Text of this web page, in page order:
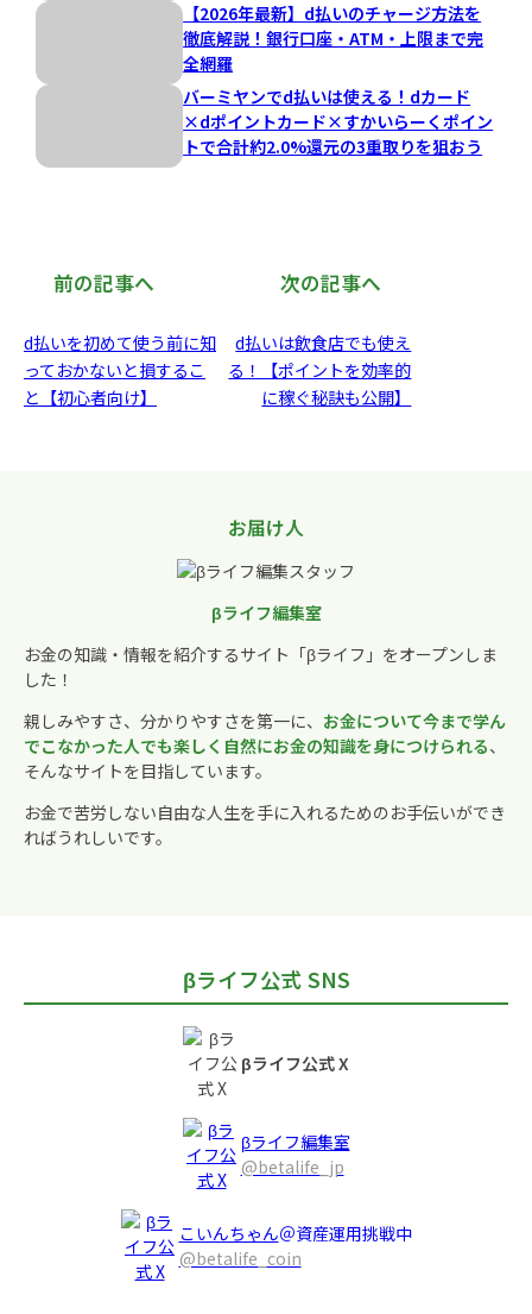
【2026年最新】d払いのチャージ方法を
徹底解説！銀行口座・ATM・上限まで完
全網羅
バーミヤンでd払いは使える！dカード
×dポイントカード×すかいらーくポイン
トで合計約2.0%還元の3重取りを狙おう
前の記事へ
d払いを初めて使う前に知
っておかないと損するこ
と【初心者向け】
次の記事へ
d払いは飲食店でも使え
る！【ポイントを効率的
に稼ぐ秘訣も公開】
お届け人
βライフ編集室
お金の知識・情報を紹介するサイト「βライフ」をオープンしま
した！
親しみやすさ、分かりやすさを第一に、 お金について今まで学ん
でこなかった人でも楽しく自然にお金の知識を身につけられる、
そんなサイトを目指しています。
お金で苦労しない自由な人生を手に入れるためのお手伝いができ
ればうれしいです。
βライフ公式 SNS
βライフ公式 X
βライフ編集室
@betalife_jp
こいんちゃん＠資産運用挑戦中
@betalife_coin